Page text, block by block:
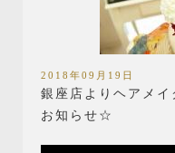
2018年09月19日
銀座店よりヘアメ
お知らせ☆